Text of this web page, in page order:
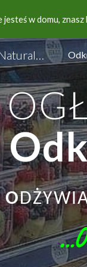
to main content
w domu,
Dzisiejsze Odżywianie Możliwie Naturalne
O
.